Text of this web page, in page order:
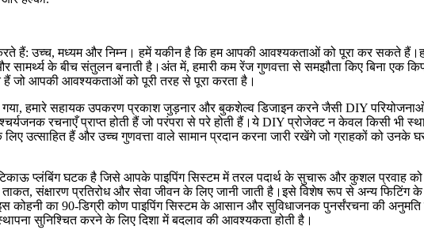
उच्च, मध्यम और निम्न। हमें यकीन है कि हम आपकी आवश्यकताओं को पूरा कर सकते
सामर्थ्य के बीच संतुलन बनाती है।अंत में, हमारी कम रेंज गुणवत्ता से समझौता किए बिना
हैं जो आपकी आवश्यकताओं को पूरी तरह से पूरा करता है।
गया, हमारे सहायक उपकरण प्रकाश जुड़नार और बुकशेल्व डिजाइन करने जैसी DIY
रचनाएँ प्राप्त होती हैं जो परंपरा से परे होती हैं।ये DIY प्रोजेक्ट न केवल किसी भी
उत्साहित हैं और उच्च गुणवत्ता वाले सामान प्रदान करना जारी रखेंगे जो ग्राहकों को उनके
प्लंबिंग घटक है जिसे आपके पाइपिंग सिस्टम में तरल पदार्थ के सुचारू और कुशल प्रवाह
ताकत, संक्षारण प्रतिरोध और सेवा जीवन के लिए जानी जाती है।इसे विशेष रूप से अन्य
का 90-डिग्री कोण पाइपिंग सिस्टम के आसान और सुविधाजनक पुनर्संरचना की अनुमति
सुनिश्चित करने के लिए दिशा में बदलाव की आवश्यकता होती है।